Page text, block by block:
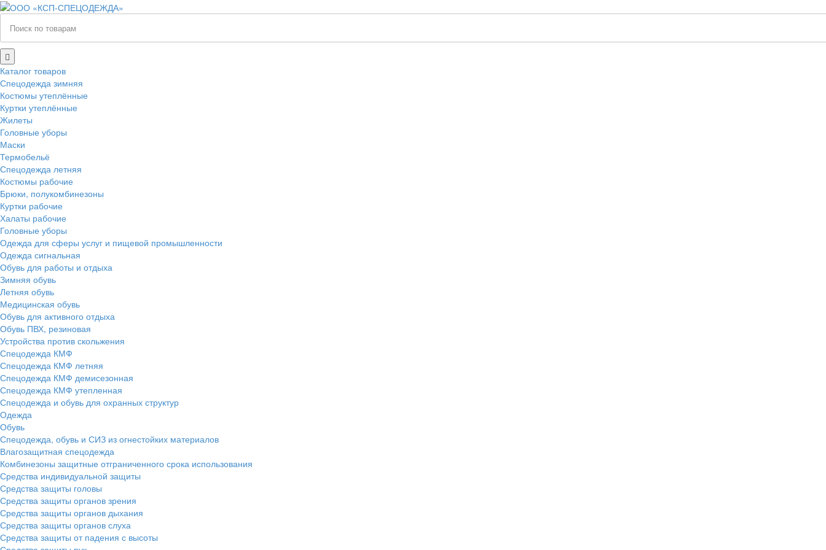
Каталог товаров
Спецодежда зимняя
Костюмы утеплённые
Куртки утеплённые
Жилеты
Головные уборы
Маски
Термобельё
Спецодежда летняя
Костюмы рабочие
Брюки, полукомбинезоны
Куртки рабочие
Халаты рабочие
Головные уборы
Одежда для сферы услуг и пищевой промышленности
Одежда сигнальная
Обувь для работы и отдыха
Зимняя обувь
Летняя обувь
Медицинская обувь
Обувь для активного отдыха
Обувь ПВХ, резиновая
Устройства против скольжения
Спецодежда КМФ
Спецодежда КМФ летняя
Спецодежда КМФ демисезонная
Спецодежда КМФ утепленная
Спецодежда и обувь для охранных структур
Одежда
Обувь
Спецодежда, обувь и СИЗ из огнестойких материалов
Влагозащитная спецодежда
Комбинезоны защитные отграниченного срока использования
Средства индивидуальной защиты
Средства защиты головы
Средства защиты органов зрения
Средства защиты органов дыхания
Средства защиты органов слуха
Средства защиты от падения с высоты